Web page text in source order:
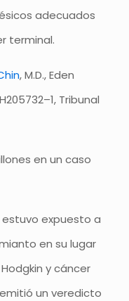
adecuados
terminal.
, M.D., Eden
Tribunal
en un caso
expuesto a
en su lugar
y cáncer
un veredicto